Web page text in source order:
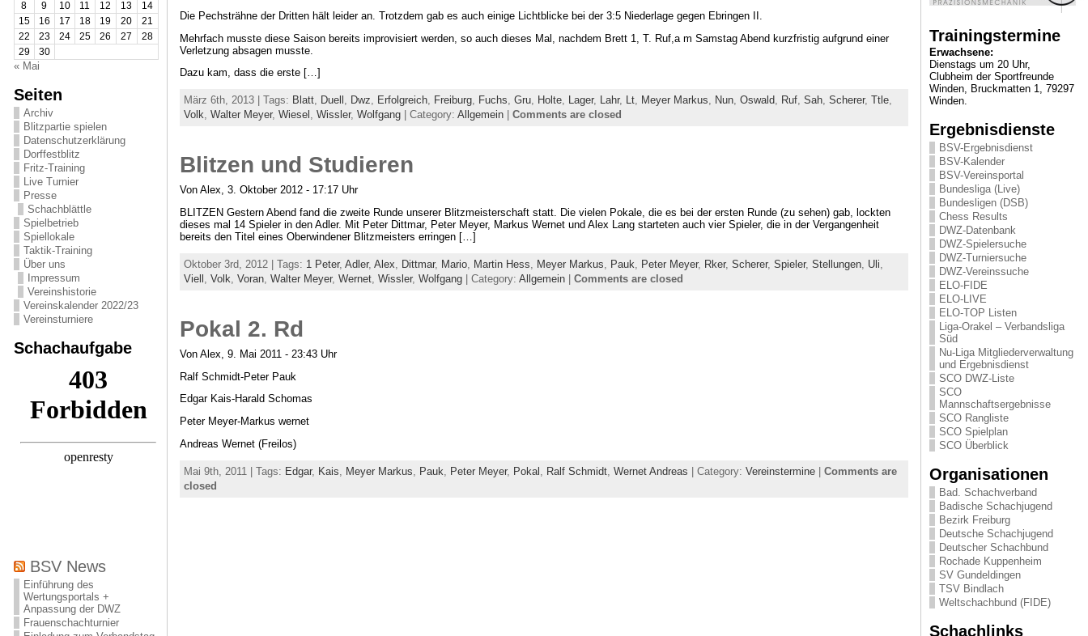
8
9 10 11 12 13
14
15
16 17 18 19 20
21
22
23 24 25 26 27
28
29
30
« Mai
Seiten
Archiv
Blitzpartie spielen
Datenschutzerklärung
Dorffestblitz
Fritz-Training
Live Turnier
Presse
Schachblättle
Spielbetrieb
Spiellokale
Taktik-Training
Über uns
Impressum
Vereinshistorie
Vereinskalender 2022/23
Vereinsturniere
Schachaufgabe
BSV News
Einführung des
Wertungsportals +
Anpassung der DWZ
Frauenschachturnier
Die Pechsträhne der Dritten hält leider an. Trotzdem gab es auch einige Lichtblicke bei der 3:5 Niederlage gegen Ebringen II.
Mehrfach musste diese Saison bereits improvisiert werden, so auch dieses Mal, nachdem Brett 1, T. Ruf,a m Samstag Abend kurzfristig aufgrund einer
Verletzung absagen musste.
Dazu kam, dass die erste […]
März 6th, 2013 | Tags: Blatt, Duell , Dwz, Erfolgreich, Freiburg, Fuchs, Gru, Holte, Lager, Lahr, Lt, Meyer Markus, Nun, Oswald, Ruf, Sah, Scherer, Ttle,
Volk, Walter Meyer, Wiesel , Wissler, Wolfgang| Category: Allgemein| Comments are closed
Blitzen und Studieren
Von Alex, 3. Oktober 2012 - 17:17 Uhr
BLITZEN Gestern Abend fand die zweite Runde unserer Blitzmeisterschaft statt. Die vielen Pokale, die es bei der ersten Runde (zu sehen) gab, lockten
dieses mal 14 Spieler in den Adler. Mit Peter Dittmar, Peter Meyer, Markus Wernet und Alex Lang starteten auch vier Spieler, die in der Vergangenheit
bereits den Titel eines Oberwindener Blitzmeisters erringen […]
Oktober 3rd, 2012 | Tags: 1 Peter, Adler, Alex Dittmar, Mario, Martin Hess Meyer Markus Pauk Peter Meyer, Rker, Scherer, Spieler, Stellungen, Uli
Viell
Volk Voran, Walter Meyer, Wernet, Wissler, Wolfgang| Category: Allgemein| Comments are closed
Pokal 2. Rd
Von Alex, 9. Mai 2011 - 23:43 Uhr
Ralf Schmidt-Peter Pauk
Edgar Kais-Harald Schomas
Peter Meyer-Markus wernet
Andreas Wernet (Freilos)
Mai 9th, 2011 | Tags: Edgar, Kais Meyer Markus Pauk Peter Meyer, Pokal Ralf Schmidt, Wernet Andreas | Category: Vereinstermine| Comments are
closed
Trainingstermine
Erwachsene:
Dienstags um 20 Uhr,
Clubheim der Sportfreunde
Winden, Bruckmatten 1, 79297
Winden.
Ergebnisdienste
BSV-Ergebnisdienst
BSV-Kalender
BSV-Vereinsportal
Bundesliga (Live)
Bundesligen (DSB)
Chess Results
DWZ-Datenbank
DWZ-Spielersuche
DWZ-Turniersuche
DWZ-Vereinssuche
ELO-FIDE
ELO-LIVE
ELO-TOP Listen
Liga-Orakel – Verbandsliga
Süd
Nu-Liga Mitgliederverwaltung
und Ergebnisdienst
SCO DWZ-Liste
SCO
Mannschaftsergebnisse
SCO Rangliste
SCO Spielplan
SCO Überblick
Organisationen
Bad. Schachverband
Badische Schachjugend
Bezirk Freiburg
Deutsche Schachjugend
Deutscher Schachbund
Rochade Kuppenheim
SV Gundeldingen
TSV Bindlach
Weltschachbund (FIDE)
Schachlinks